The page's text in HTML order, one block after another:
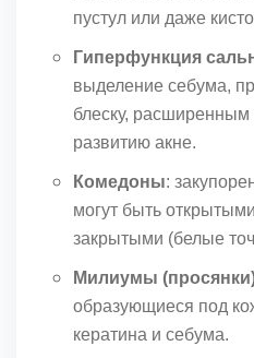
пустул или даже
Гиперфункция
выделение себума,
блеску, расширенным
развитию акне.
Комедоны:
могут быть
закрытыми (белые
Милиумы
образующиеся под
кератина и себума.